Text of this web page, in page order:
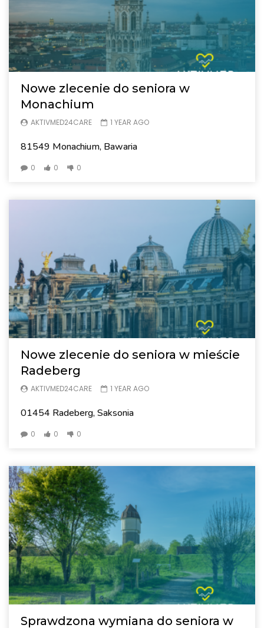
Nowe zlecenie do seniora w
Monachium
AKTIVMED24CARE 1 YEAR AGO
81549 Monachium, Bawaria
0 0 0
Nowe zlecenie do seniora w mieście
Radeberg
AKTIVMED24CARE 1 YEAR AGO
01454 Radeberg, Saksonia
0 0 0
Sprawdzona wymiana do seniora w